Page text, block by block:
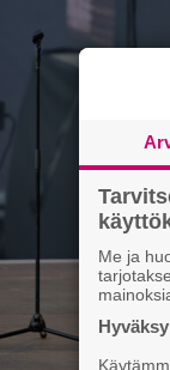
Me ja